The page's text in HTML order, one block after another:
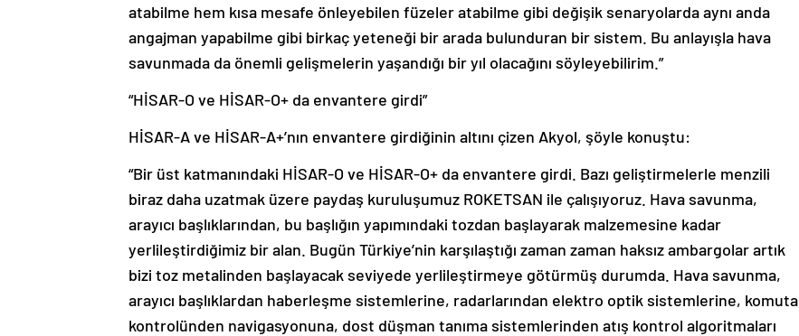
atabilme hem kısa mesafe önleyebilen füzeler atabilme gibi değişik senaryolarda aynı anda
angajman yapabilme gibi birkaç yeteneği bir arada bulunduran bir sistem. Bu anlayışla hava
savunmada da önemli gelişmelerin yaşandığı bir yıl olacağını söyleyebilirim.”
“HİSAR-O ve HİSAR-O+ da envantere girdi”
HİSAR-A ve HİSAR-A+’nın envantere girdiğinin altını çizen Akyol, şöyle konuştu:
“Bir üst katmanındaki HİSAR-O ve HİSAR-O+ da envantere girdi. Bazı geliştirmelerle menzili
biraz daha uzatmak üzere paydaş kuruluşumuz ROKETSAN ile çalışıyoruz. Hava savunma,
arayıcı başlıklarından, bu başlığın yapımındaki tozdan başlayarak malzemesine kadar
yerlileştirdiğimiz bir alan. Bugün Türkiye’nin karşılaştığı zaman zaman haksız ambargolar artık
bizi toz metalinden başlayacak seviyede yerlileştirmeye götürmüş durumda. Hava savunma,
arayıcı başlıklardan haberleşme sistemlerine, radarlarından elektro optik sistemlerine, komuta
kontrolünden navigasyonuna, dost düşman tanıma sistemlerinden atış kontrol algoritmaları